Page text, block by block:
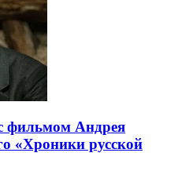
фильмом Андрея
«Хроники русской